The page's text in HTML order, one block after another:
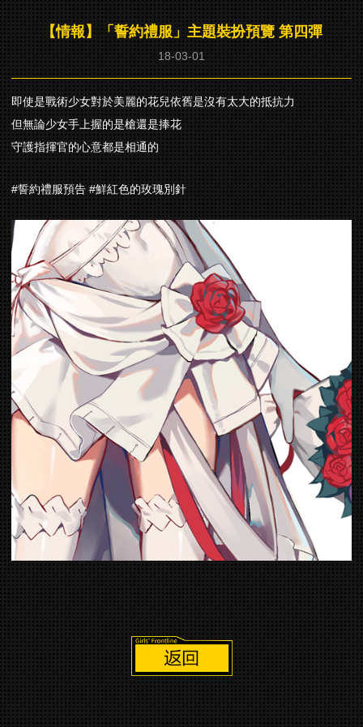
【情報】「誓約禮服」主題裝扮預覽 第四彈
18-03-01
即使是戰術少女對於美麗的花兒依舊是沒有太大的抵抗力
但無論少女手上握的是槍還是捧花
守護指揮官的心意都是相通的
#誓約禮服預告 #鮮紅色的玫瑰別針